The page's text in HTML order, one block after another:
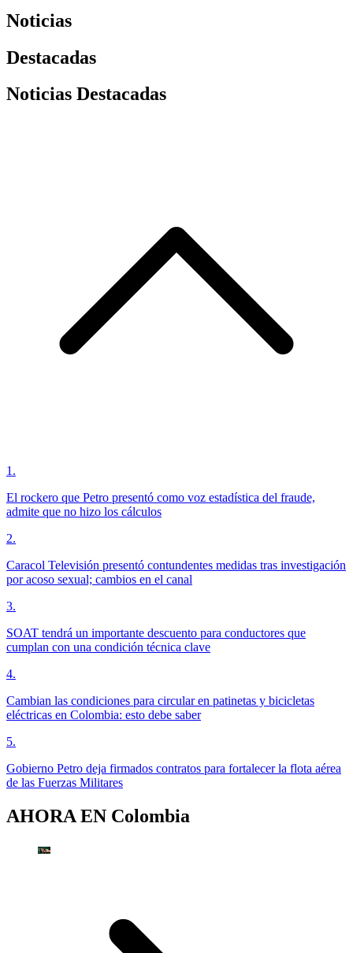
Noticias
Destacadas
Noticias Destacadas
1 .
El rockero que Petro presentó como voz estadística del fraude,
admite que no hizo los cálculos
2.
Caracol Televisión presentó contundentes medidas tras investigación
por acoso sexual; cambios en el canal
3.
SOAT tendrá un importante descuento para conductores que
cumplan con una condición técnica clave
4.
Cambian las condiciones para circular en patinetas y bicicletas
eléctricas en Colombia: esto debe saber
5.
Gobierno Petro deja firmados contratos para fortalecer la flota aérea
de las Fuerzas Militares
AHORA EN Colombia